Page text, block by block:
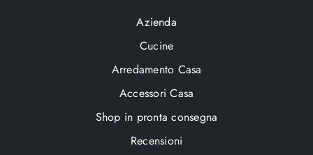
Azienda
Cucine
Arredamento Casa
Accessori Casa
Shop in pronta consegna
Recensioni